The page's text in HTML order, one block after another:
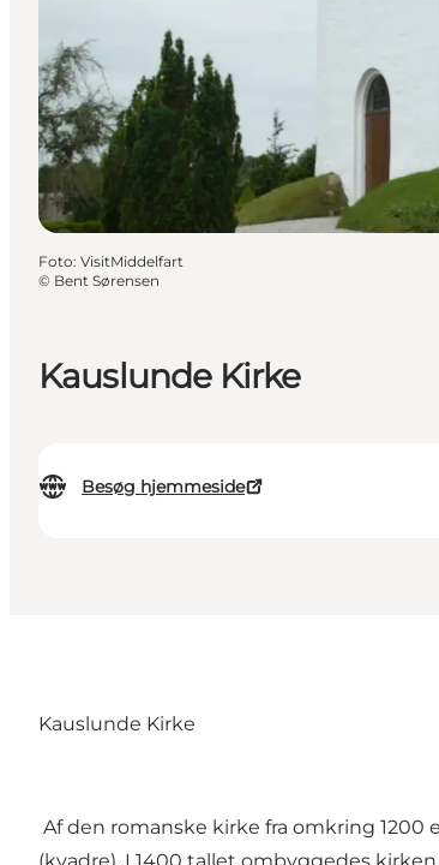
Kauslunde Kirke
Besøg hjemmeside
Foto: VisitMiddelfart
© Bent Sørensen
Kauslunde Kirke
Af den romanske kirke fra omkring
(kvadre). I 1400 tallet ombyggedes